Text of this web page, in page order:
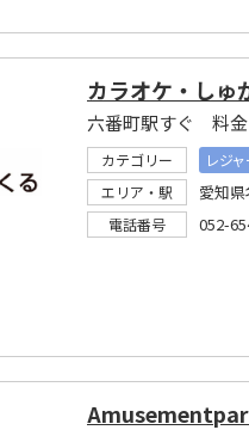
カラオケ・しゅ
六番町駅すぐ 料金
カテゴリー レジ
エリア・駅
愛知
電話番号 052-